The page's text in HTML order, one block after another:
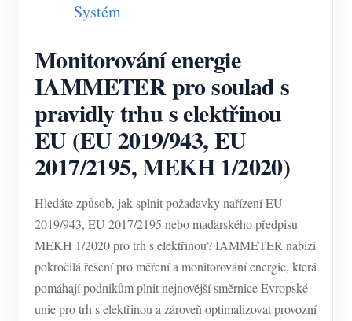
Systém
Monitorování energie
IAMMETER pro soulad s
pravidly trhu s elektřinou
EU (EU 2019/943, EU
2017/2195, MEKH 1/2020)
Hledáte způsob, jak splnit požadavky nařízení EU
2019/943, EU 2017/2195 nebo maďarského předpisu
MEKH 1/2020 pro trh s elektřinou? IAMMETER nabízí
pokročilá řešení pro měření a monitorování energie, která
pomáhají podnikům plnit nejnovější směrnice Evropské
unie pro trh s elektřinou a zároveň optimalizovat provozní